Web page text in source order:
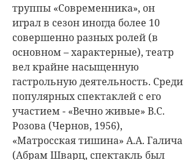
труппы «Современника», он
играл в сезон иногда более 10
совершенно разных ролей (в
основном – характерные), театр
вел крайне насыщенную
гастрольную деятельность. Среди
популярных спектаклей с его
участием - «Вечно живые» В.С.
Розова (Чернов, 1956),
«Матросская тишина» А.А. Галича
(Абрам Шварц, спектакль был